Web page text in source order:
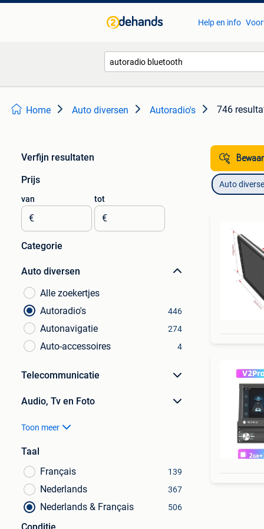
Help en info
Home Auto diversen Autoradio's 746
Verfijn resultaten
Prijs
van
€
tot
€
Categorie
Auto diversen
Alle zoekertjes
Autoradio's
446
Autonavigatie 274
Auto-accessoires 4
Telecommunicatie
Audio, Tv en Foto
Toon meer
Taal
Français
139
Nederlands 367
Nederlands & Français 506
Auto